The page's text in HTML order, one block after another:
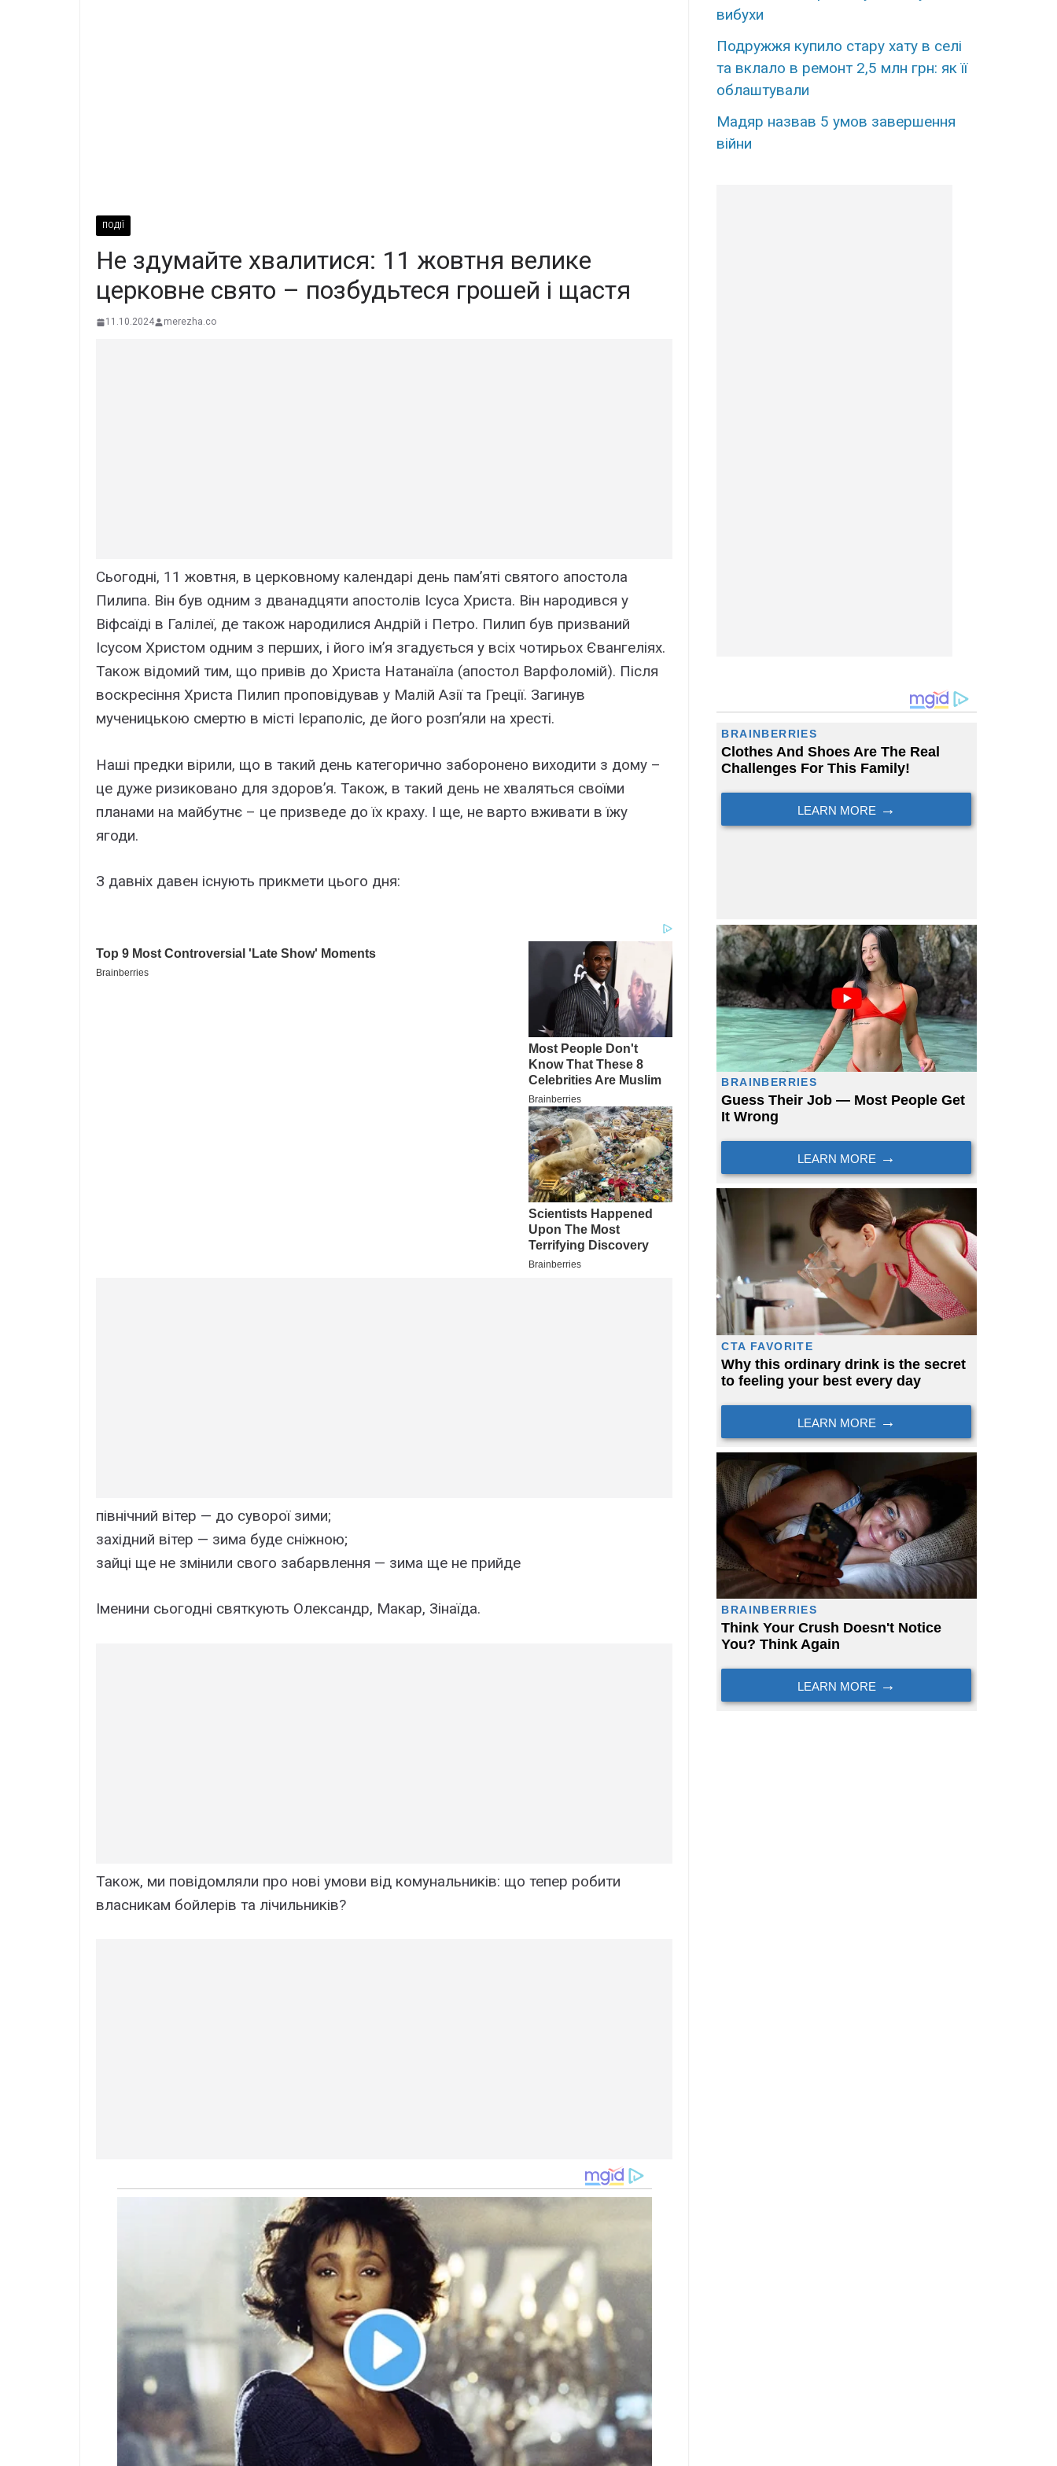
ПОДІЇ
Не здумайте хвалитися: 11 жовтня велике
церковне свято – позбудьтеся грошей і щастя
11.10.2024 merezha.co
Сьогодні, 11 жовтня, в церковному календарі день пам’яті святого апостола
Пилипа. Він був одним з дванадцяти апостолів Ісуса Христа. Він народився у
Віфсаїді в Галілеї, де також народилися Андрій і Петро. Пилип був призваний
Ісусом Христом одним з перших, і його ім’я згадується у всіх чотирьох Євангеліях.
Також відомий тим, що привів до Христа Натанаїла (апостол Варфоломій). Після
воскресіння Христа Пилип проповідував у Малій Азії та Греції. Загинув
мученицькою смертю в місті Ієраполіс, де його розп’яли на хресті.
Наші предки вірили, що в такий день категорично заборонено виходити з дому –
це дуже ризиковано для здоров’я. Також, в такий день не хваляться своїми
планами на майбутнє – це призведе до їх краху. І ще, не варто вживати в їжу
ягоди.
З давніх давен існують прикмети цього дня:
північний вітер — до суворої зими;
західний вітер — зима буде сніжною;
зайці ще не змінили свого забарвлення — зима ще не прийде
Іменини сьогодні святкують Олександр, Макар, Зінаїда.
Також, ми повідомляли про нові умови від комунальників: що тепер робити
власникам бойлерів та лічильників?
вибухи
Подружжя купило стару хату в селі
та вклало в ремонт 2,5 млн грн: як її
облаштували
Мадяр назвав 5 умов завершення
війни